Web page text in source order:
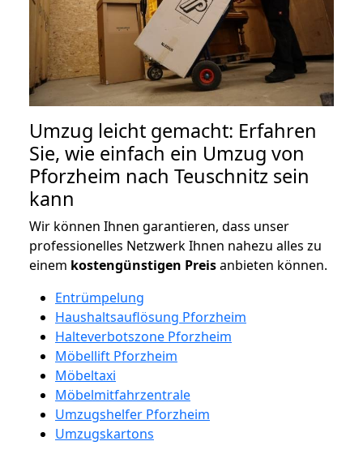
Umzug leicht gemacht: Erfahren
Sie, wie einfach ein Umzug von
Pforzheim nach Teuschnitz sein
kann
Wir können Ihnen garantieren, dass unser
professionelles Netzwerk Ihnen nahezu alles zu
einem kostengünstigen Preisanbieten können.
Entrümpelung
Haushaltsauflösung Pforzheim
Halteverbotszone Pforzheim
Möbellift Pforzheim
Möbeltaxi
Möbelmitfahrzentrale
Umzugshelfer Pforzheim
Umzugskartons